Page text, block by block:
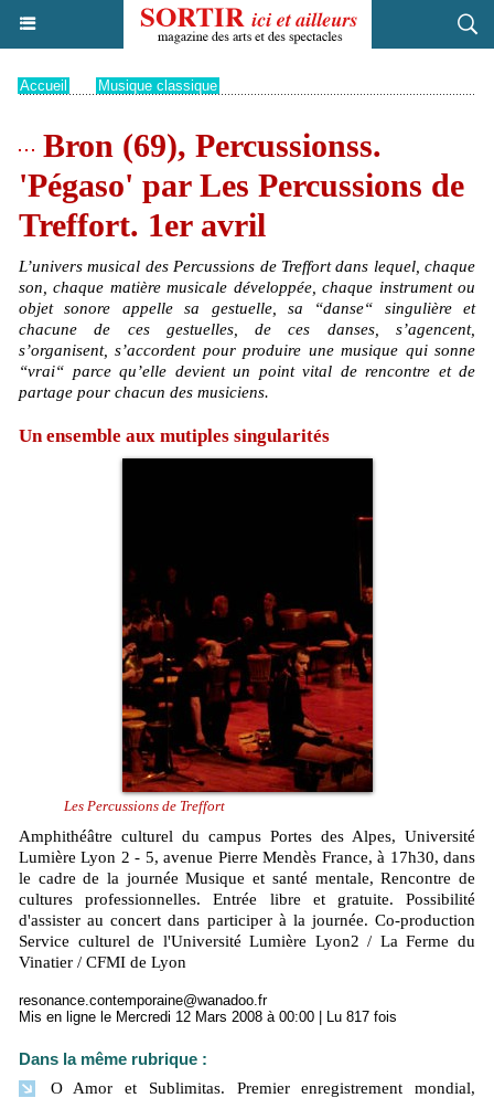
Accueil Musique classique
Bron (69), Percussionss.
'Pégaso' par Les Percussions de
Treffort. 1er avril
L’univers musical des Percussions de Treffort dans lequel, chaque
son, chaque matière musicale développée, chaque instrument ou
objet sonore appelle sa gestuelle, sa “danse“ singulière et
chacune de ces gestuelles, de ces danses, s’agencent,
s’organisent, s’accordent pour produire une musique qui sonne
“vrai“ parce qu’elle devient un point vital de rencontre et de
partage pour chacun des musiciens.
Un ensemble aux mutiples singularités
Les Percussions de Treffort
Amphithéâtre culturel du campus Portes des Alpes, Université
Lumière Lyon 2 - 5, avenue Pierre Mendès France, à 17h30, dans
le cadre de la journée Musique et santé mentale, Rencontre de
cultures professionnelles. Entrée libre et gratuite. Possibilité
d'assister au concert dans participer à la journée. Co-production
Service culturel de l'Université Lumière Lyon2 / La Ferme du
Vinatier / CFMI de Lyon
resonance.contemporaine@wanadoo.fr
Mis en ligne le Mercredi 12 Mars 2008 à 00:00 | Lu 817 fois
Dans la même rubrique :
O Amor et Sublimitas. Premier enregistrement mondial,